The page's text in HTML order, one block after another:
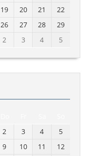
19 20 21
22
26 27 28
29
2 3 4 5
2 3 4
5
9 10 11 12